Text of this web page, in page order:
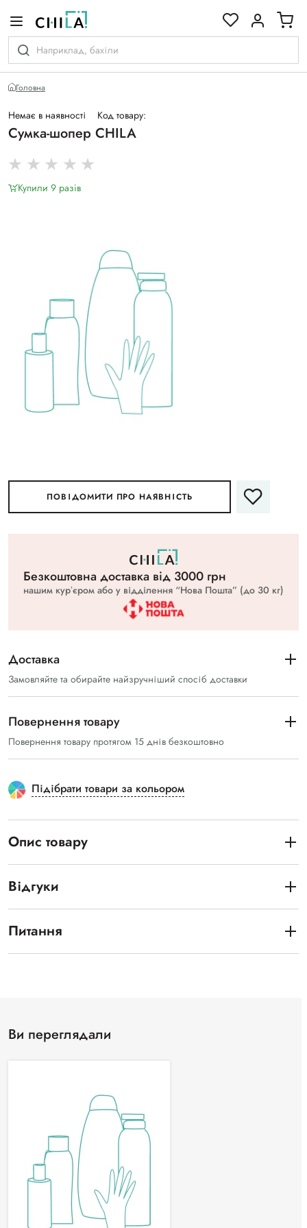
Головна
Немає в наявності Код товару:
Сумка-шопер CHILA
Купили 9 разiв
ПОВІДОМИТИ ПРО НАЯВНІСТЬ
Безкоштовна доставка вiд 3000 грн
нашим курʼєром або у відділення “Нова Пошта” (до 30 кг)
Доставка
Замовляйте та обирайте найзручніший спосіб доставки
Повернення товару
Повернення товару протягом 15 днів безкоштовно
Підібрати товари за кольором
Опис товару
Відгуки
Питання
Ви переглядали
гамі